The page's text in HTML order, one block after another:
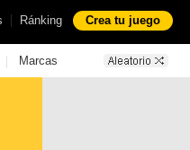
| Ránking Crea tu juego
| Marcas